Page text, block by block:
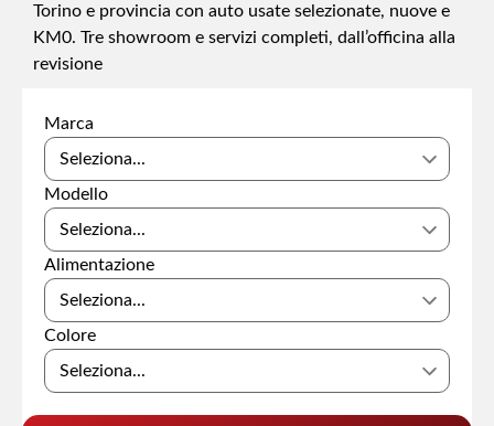
Torino e provincia con auto usate selezionate, nuove e
KM0. Tre showroom e servizi completi, dall’officina alla
revisione
Marca
Modello
Alimentazione
Colore